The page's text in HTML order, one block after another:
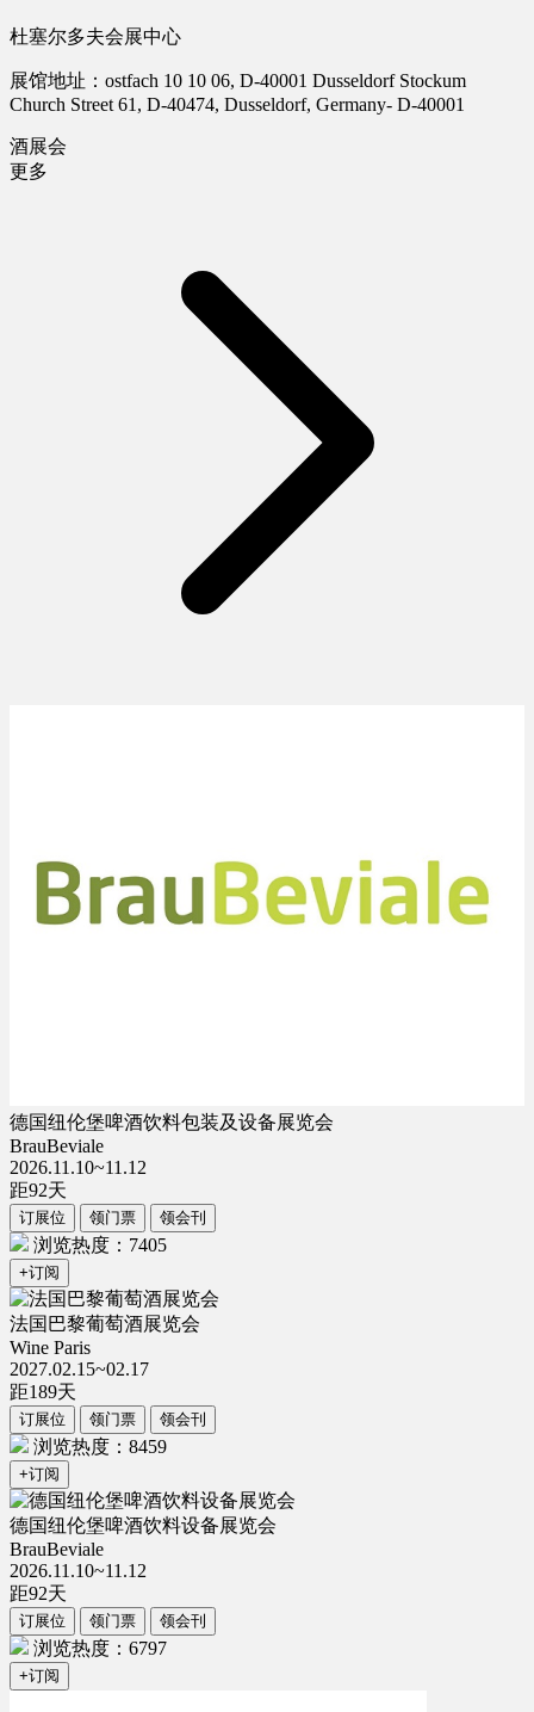
杜塞尔多夫会展中心
展馆地址：ostfach 10 10 06, D-40001 Dusseldorf Stockum
Church Street 61, D-40474, Dusseldorf, Germany- D-40001
酒展会
更多
德国纽伦堡啤酒饮料包装及设备展览会
BrauBeviale
2026.11.10~11.12
距92天
订展位 领门票 领会刊
浏览热度：7405
+订阅
法国巴黎葡萄酒展览会
Wine Paris
2027.02.15~02.17
距189天
订展位 领门票 领会刊
浏览热度：8459
+订阅
德国纽伦堡啤酒饮料设备展览会
BrauBeviale
2026.11.10~11.12
距92天
订展位 领门票 领会刊
浏览热度：6797
+订阅